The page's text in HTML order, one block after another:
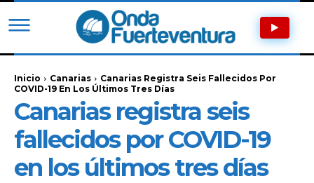
Inicio Canarias
Canarias Registra Seis Fallecidos Por
COVID-19 En Los Últimos Tres Días
Canarias registra seis
fallecidos por COVID-19
en los últimos tres días